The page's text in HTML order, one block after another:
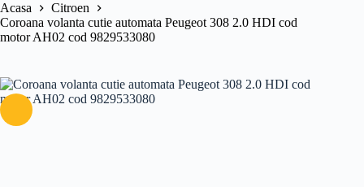
Acasa
Citroen
Coroana volanta cutie automata Peugeot 308 2.0 HDI cod
motor AH02 cod 9829533080